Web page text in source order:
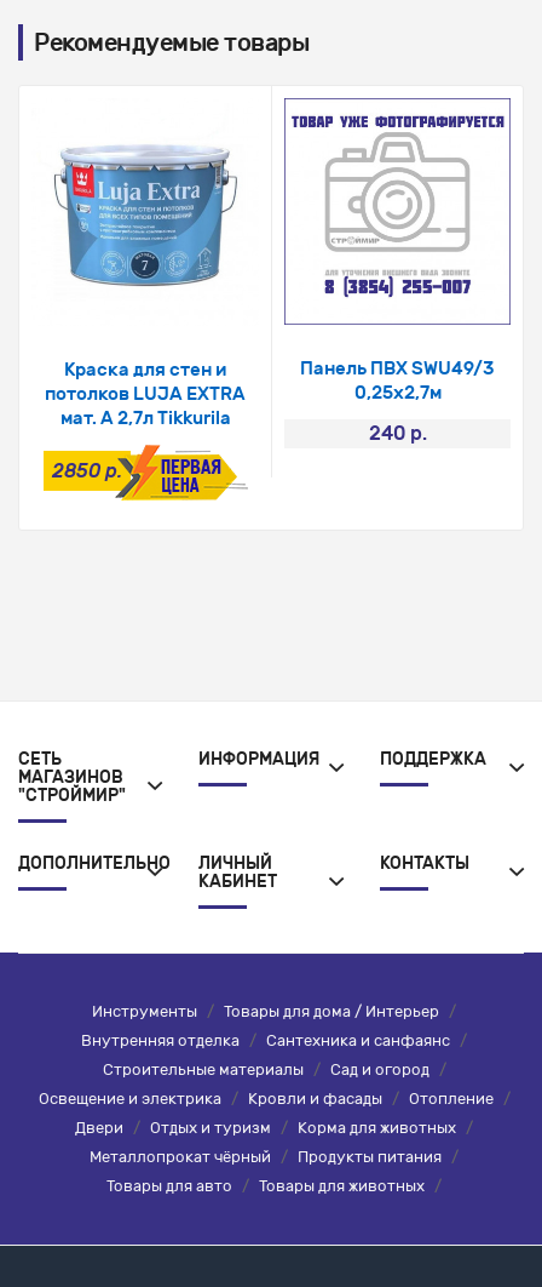
Рекомендуемые товары
Краска для стен и
потолков LUJA EXTRA
мат. А 2,7л Tikkurila
2850 р.
Панель ПВХ SWU49/3
0,25х2,7м
240 р.
СЕТЬ
МАГАЗИНОВ
"СТРОЙМИР"
ИНФОРМАЦИЯ ПОДДЕРЖКА
ДОПОЛНИТЕЛЬНО
ЛИЧНЫЙ
КАБИНЕТ
КОНТАКТЫ
Инструменты / Товары для дома / Интерьер /
Внутренняя отделка / Сантехника и санфаянс /
Строительные материалы
/ Сад и огород
/
Освещение и электрика
/ Кровли и фасады / Отопление
/
Двери
/ Отдых и туризм / Корма для животных /
Металлопрокат чёрный
/ Продукты питания /
Товары для авто
/ Товары для животных /